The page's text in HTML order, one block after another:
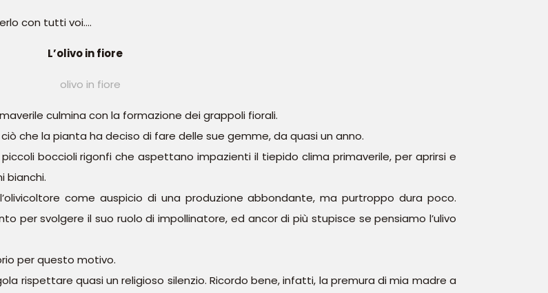
con tutti voi….
L’olivo in fiore
culmina con la formazione dei grappoli fiorali.
che la pianta ha deciso di fare delle sue gemme, da quasi un anno.
boccioli rigonfi che aspettano impazienti il tiepido clima primaverile, per aprirsi e
bianchi.
come auspicio di una produzione abbondante, ma purtroppo dura poco.
per svolgere il suo ruolo di impollinatore, ed ancor di più stupisce se pensiamo l’ulivo
per questo motivo.
rispettare quasi un religioso silenzio. Ricordo bene, infatti, la premura di mia madre a